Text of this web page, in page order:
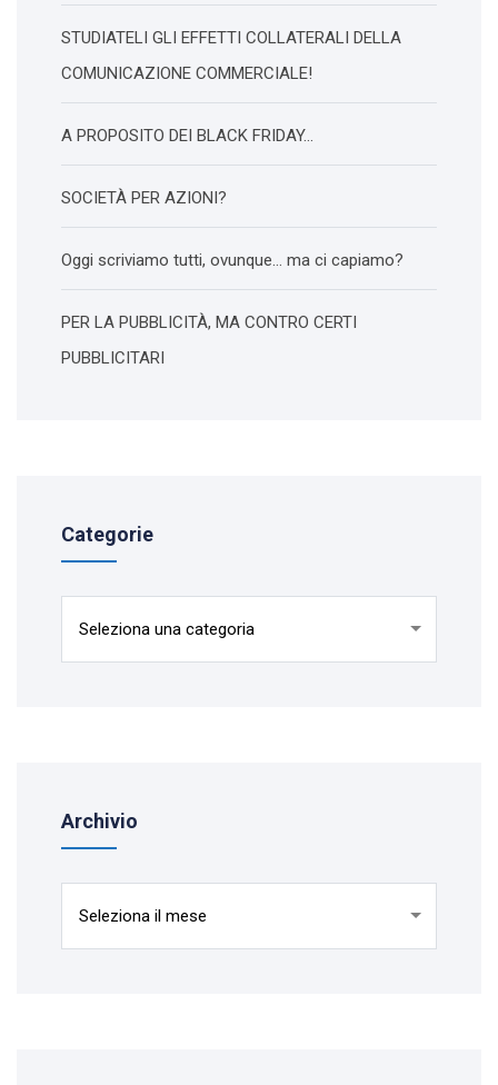
STUDIATELI GLI EFFETTI COLLATERALI DELLA
COMUNICAZIONE COMMERCIALE!
A PROPOSITO DEI BLACK FRIDAY…
SOCIETÀ PER AZIONI?
Oggi scriviamo tutti, ovunque… ma ci capiamo?
PER LA PUBBLICITÀ, MA CONTRO CERTI
PUBBLICITARI
Categorie
Archivio